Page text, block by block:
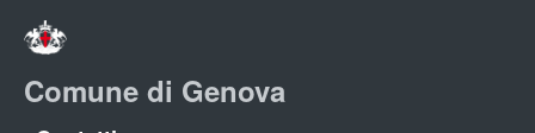
Comune di Genova